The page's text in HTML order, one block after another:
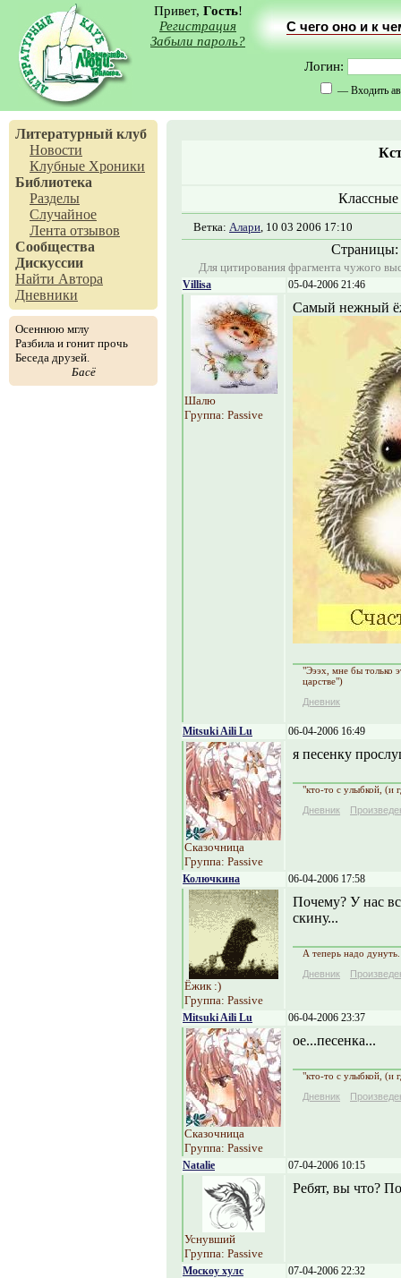
Привет, Гость!
Регистрация
Забыли пароль?
С чего оно и к
Логин:
— Входить
Литературный клуб
Новости
Клубные Хроники
Библиотека
Разделы
Случайное
Лента отзывов
Сообщества
Дискуссии
Найти Автора
Дневники
Осеннюю мглу
Разбила и гонит прочь
Беседа друзей.
Басё
Ветка: Алари, 10 03 2006 17:10
Страницы:
Для цитирования фрагмента чужого
Villisa 05-04-2006 21:46
Шалю
Группа: Passive
Самый нежный
"Эээх, мне бы только
царстве")
Дневник
Mitsuki Aili Lu 06-04-2006 16:49
Сказочница
Группа: Passive
я песенку
"кто-то с улыбкой, (и
Дневник
Колючкина 06-04-2006 17:58
Ёжик :)
Группа: Passive
Почему? У нас
скину...
А теперь надо
Дневник
Mitsuki Aili Lu 06-04-2006 23:37
Сказочница
Группа: Passive
ое...песенка...
"кто-то с улыбкой, (и
Дневник
Natalie 07-04-2006 10:15
Уснувший
Группа: Passive
Ребят, вы что?
Москоу хулс 07-04-2006 22:32